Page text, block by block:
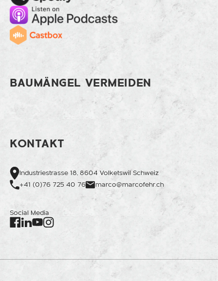
Apple Music
Cast
BAUMÄNGEL VERMEIDEN
KONTAKT
Industriestrasse 18, 8604 Volketswil Schweiz
+41 (0)76 725 40 76
marco@marcofehr.ch
Social Media
Facebook
LinkedIn
Youtube
Instagram